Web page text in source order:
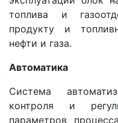
топлива и
продукту и
нефти и газа.
Автоматика
Система
контроля и
параметров